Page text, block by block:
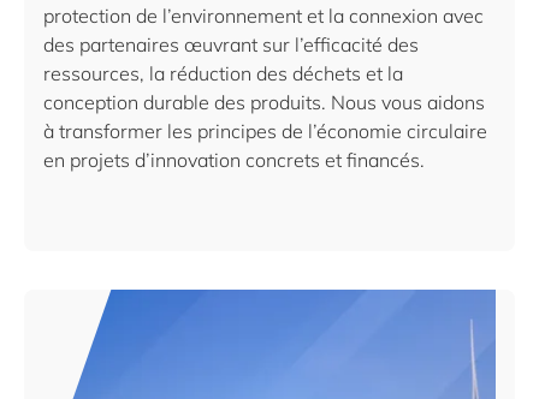
protection de l’environnement et la connexion avec
des partenaires œuvrant sur l’efficacité des
ressources, la réduction des déchets et la
conception durable des produits. Nous vous aidons
à transformer les principes de l’économie circulaire
en projets d’innovation concrets et financés.